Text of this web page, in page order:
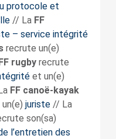
protocole et
// La FF
– service intégrité
recrute un(e)
rugbyrecrute
et un(e)
FF canoë-kayak
juriste// La
son(sa)
l’entretien des